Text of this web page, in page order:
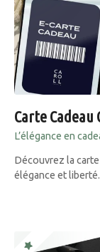
Carte Cadeau
L’élégance en
Découvrez la
élégance et liberté.